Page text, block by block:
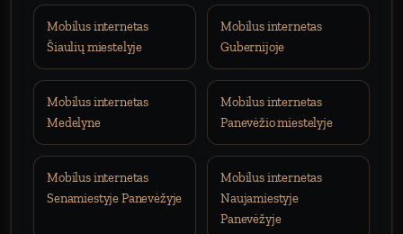
Mobilus internetas
Šiaulių miestelyje
Mobilus internetas
Gubernijoje
Mobilus internetas
Medelyne
Mobilus internetas
Panevėžio miestelyje
Mobilus internetas
Senamiestyje Panevėžyje
Mobilus internetas
Naujamiestyje
Panevėžyje